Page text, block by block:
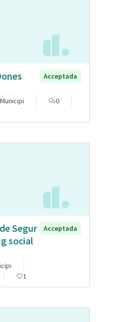
Acceptada
Municipi
0
Segur
social
Acceptada
1